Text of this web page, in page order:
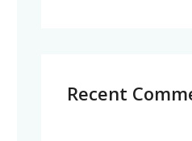
Recent